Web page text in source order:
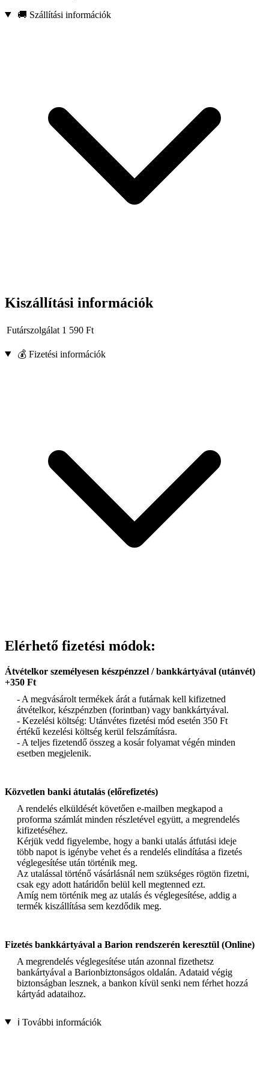
🚚 Szállítási információk
Kiszállítási információk
Futárszolgálat 1 590 Ft
💰 Fizetési információk
Elérhető fizetési módok:
Átvételkor személyesen készpénzzel / bankkártyával (utánvét)
+350 Ft
- A megvásárolt termékek árát a futárnak kell kifizetned
átvételkor, készpénzben (forintban) vagy bankkártyával.
- Kezelési költség: Utánvétes fizetési mód esetén 350 Ft
értékű kezelési költség kerül felszámításra.
- A teljes fizetendő összeg a kosár folyamat végén minden
esetben megjelenik.
Közvetlen banki átutalás (előrefizetés)
A rendelés elküldését követően e-mailben megkapod a
proforma számlát minden részletével együtt, a megrendelés
kifizetéséhez.
Kérjük vedd figyelembe, hogy a banki utalás átfutási ideje
több napot is igénybe vehet és a rendelés elindítása a fizetés
véglegesítése után történik meg.
Az utalással történő vásárlásnál nem szükséges rögtön fizetni,
csak egy adott határidőn belül kell megtenned ezt.
Amíg nem történik meg az utalás és véglegesítése, addig a
termék kiszállítása sem kezdődik meg.
Fizetés bankkártyával a Barion rendszerén keresztül (Online)
A megrendelés véglegesítése után azonnal fizethetsz
bankártyával a Barionbiztonságos oldalán. Adataid végig
biztonságban lesznek, a bankon kívül senki nem férhet hozzá
kártyád adataihoz.
ℹ️ További információk